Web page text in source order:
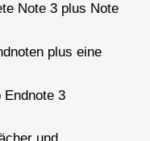
Note 3 plus Note
plus eine
Endnote 3